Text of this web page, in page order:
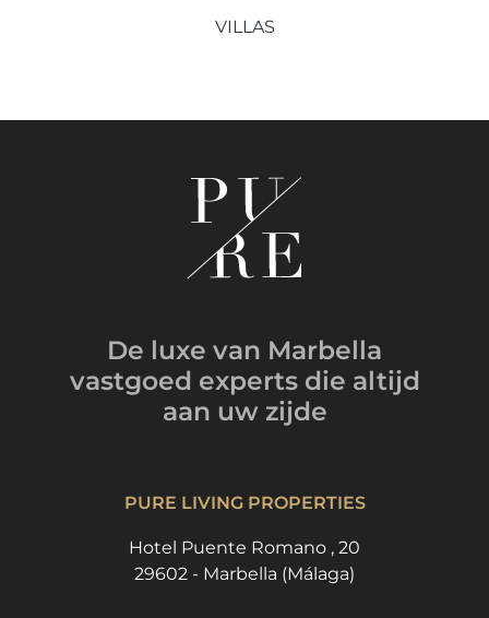
VILLAS
De luxe van Marbella
vastgoed experts die altijd
aan uw zijde
PURE LIVING PROPERTIES
Hotel Puente Romano , 20
29602 - Marbella (Málaga)